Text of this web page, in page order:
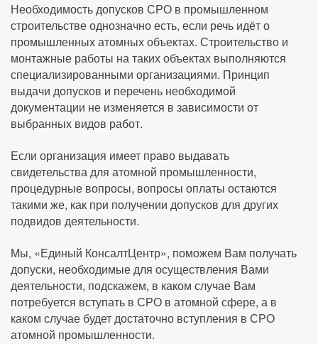
Необходимость допусков СРО в промышленном
строительстве однозначно есть, если речь идёт о
промышленных атомных объектах. Строительство и
монтажные работы на таких объектах выполняются
специализированными организациями. Принцип
выдачи допусков и перечень необходимой
документации не изменяется в зависимости от
выбранных видов работ.
Если организация имеет право выдавать
свидетельства для атомной промышленности,
процедурные вопросы, вопросы оплаты остаются
такими же, как при получении допусков для других
подвидов деятельности.
Мы, «Единый КонсалтЦентр», поможем Вам получать
допуски, необходимые для осуществления Вами
деятельности, подскажем, в каком случае Вам
потребуется вступать в СРО в атомной сфере, а в
каком случае будет достаточно вступления в СРО
атомной промышленности.